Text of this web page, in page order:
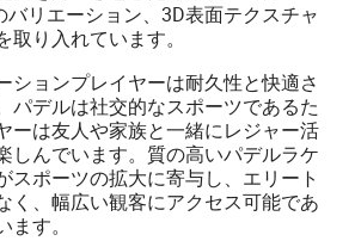
バリエーション、3D表面テクスチャ
り入れています。
ションプレイヤーは耐久性と快適さ
パデルは社交的なスポーツであるた
ーは友人や家族と一緒にレジャー活
しんでいます。質の高いパデルラケ
スポーツの拡大に寄与し、エリート
く、幅広い観客にアクセス可能であ
す。